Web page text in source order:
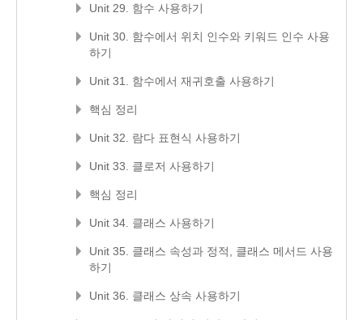
Unit 29. 함수 사용하기
Unit 30. 함수에서 위치 인수와 키워드 인수 사용
하기
Unit 31. 함수에서 재귀호출 사용하기
핵심 정리
Unit 32. 람다 표현식 사용하기
Unit 33. 클로저 사용하기
핵심 정리
Unit 34. 클래스 사용하기
Unit 35. 클래스 속성과 정적, 클래스 메서드 사용
하기
Unit 36. 클래스 상속 사용하기